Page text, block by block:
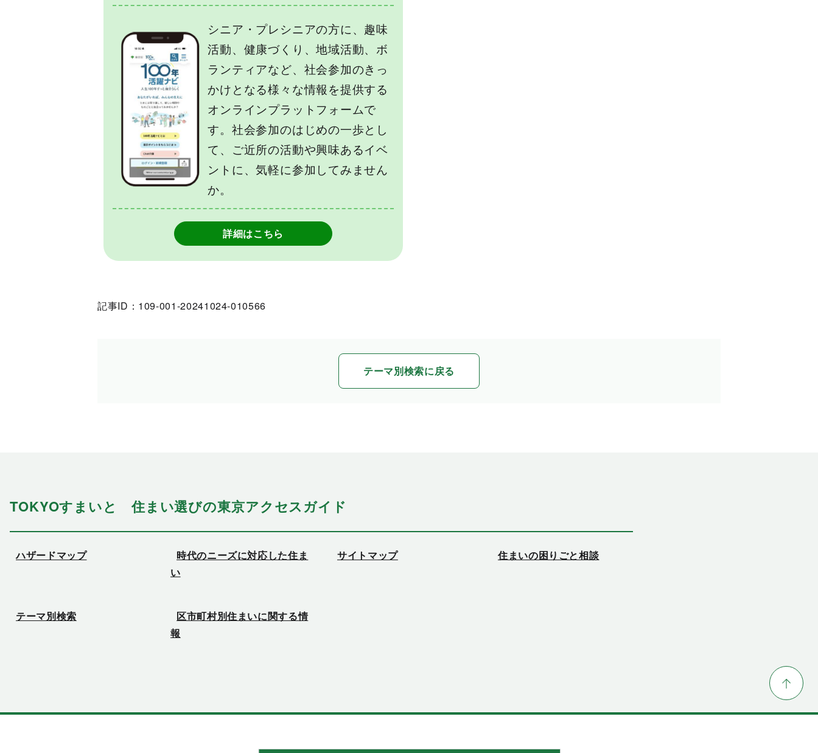
シニア・プレシニアの方に、趣味
活動、健康づくり、地域活動、ボ
ランティアなど、社会参加のきっ
かけとなる様々な情報を提供する
オンラインプラットフォームで
す。社会参加のはじめの一歩とし
て、ご近所の活動や興味あるイベ
ントに、気軽に参加してみません
か。
詳細はこちら
記事ID：109-001-20241024-010566
テーマ別検索に戻る
TOKYOすまいと 住まい選びの東京アクセスガイド
ハザードマップ
時代のニーズに対応した住ま
い
サイトマップ 住まいの困りごと相談
テーマ別検索
区市町村別住まいに関する情
報